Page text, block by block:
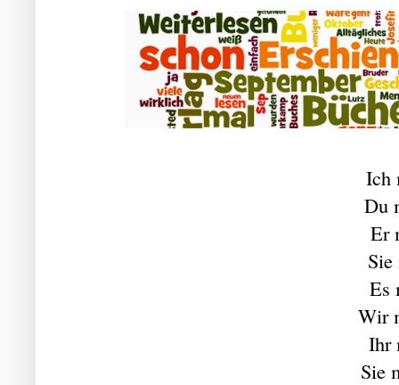
Ich
Du
Er
Es
Wir
Ihr
Sie